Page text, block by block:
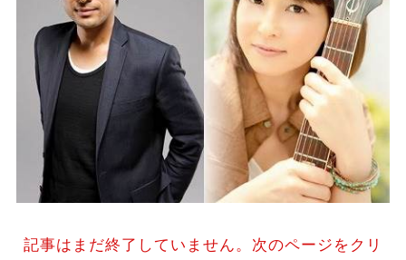
記事はまだ終了していません。次のページをクリ